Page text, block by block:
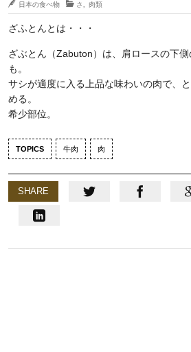
日本の食べ物 さ 肉類
ざふとんとは・・・
ざぶとん（Zabuton）は、肩ロースの下
も。
サシが適度に入る上品な味わいの肉で、
める。
希少部位。
TOPICS 牛肉 肉
SHARE